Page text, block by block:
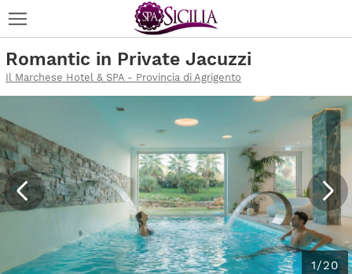
Romantic in Private Jacuzzi
Il Marchese Hotel & SPA - Provincia di Agrigento
1/20